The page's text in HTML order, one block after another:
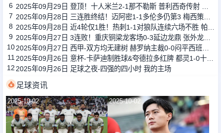
6
7
8
9
10
11
12 2025年09月26日 足球之夜-四强的四小时 我的主场
足球资讯
2025-10-02 2025-10-02